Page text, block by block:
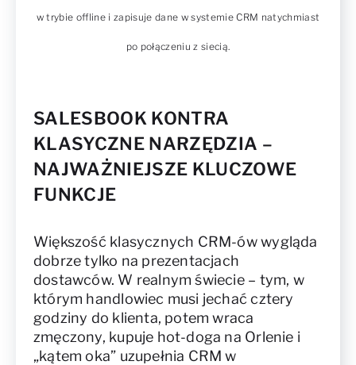
w trybie offline i zapisuje dane w systemie CRM natychmiast
po połączeniu z siecią.
SALESBOOK KONTRA
KLASYCZNE NARZĘDZIA –
NAJWAŻNIEJSZE KLUCZOWE
FUNKCJE
Większość klasycznych CRM-ów wygląda
dobrze tylko na prezentacjach
dostawców. W realnym świecie – tym, w
którym handlowiec musi jechać cztery
godziny do klienta, potem wraca
zmęczony, kupuje hot-doga na Orlenie i
„kątem oka” uzupełnia CRM w